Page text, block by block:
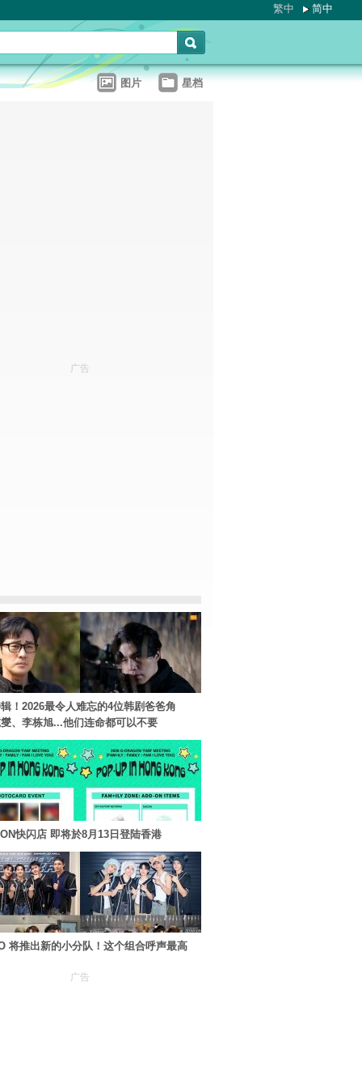
繁中 简中
图片 星档
广告
！2026最令人难忘的4位韩剧爸爸角
、李栋旭...他们连命都可以不要
快闪店 即将於8月13日登陆香港
将推出新的小分队！这个组合呼声最高
广告